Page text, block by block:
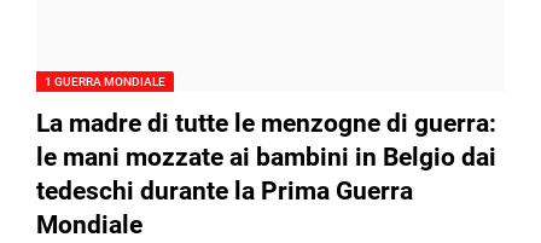
1 GUERRA MONDIALE
La madre di tutte le menzogne di guerra:
le mani mozzate ai bambini in Belgio dai
tedeschi durante la Prima Guerra
Mondiale